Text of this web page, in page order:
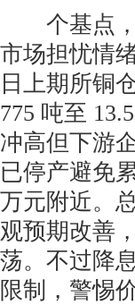
个基点，
市场担忧情
日上期所铜
775 吨至
冲高但下游
已停产避免
万元附近。
观预期改善
荡。不过降
限制，警惕